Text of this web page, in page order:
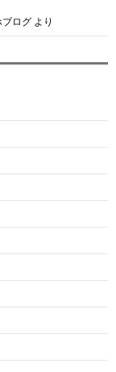
ブログ より